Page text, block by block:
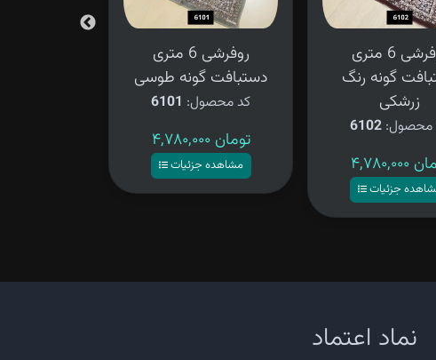
روفرشی 6 متری
دستبافت گونه طوسی
کد محصول: 6101
۴,۷۸۰,۰۰۰ تومان
مشاهده جزئیات
روفرشی 6 متری
گونه رنگ
زرشکی
محصول: 6102
تومان
جزئیات
نماد اعتماد